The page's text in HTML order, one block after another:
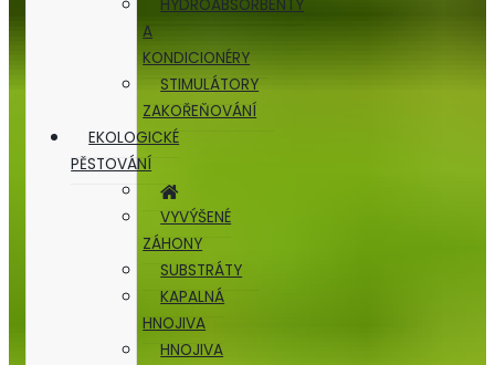
HYDROABSORBENTY
A
KONDICIONÉRY
STIMULÁTORY
ZAKOŘEŇOVÁNÍ
EKOLOGICKÉ
PĚSTOVÁNÍ
VYVÝŠENÉ
ZÁHONY
SUBSTRÁTY
KAPALNÁ
HNOJIVA
HNOJIVA